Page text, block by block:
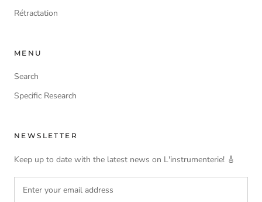
Rétractation
MENU
Search
Specific Research
NEWSLETTER
Keep up to date with the latest news on L'instrumenterie! 🎸